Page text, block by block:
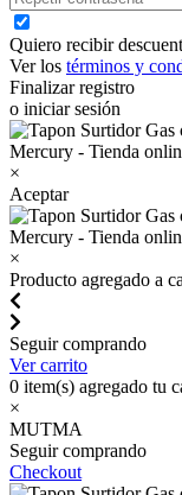
Quiero recibir
Ver los términos y
Finalizar registro
o iniciar sesión
×
Aceptar
×
Producto agregado a
Seguir comprando
Ver carrito
0 item(s) agregado tu
×
MUTMA
Seguir comprando
Checkout